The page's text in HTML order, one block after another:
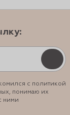
с политикой
понимаю их
ними